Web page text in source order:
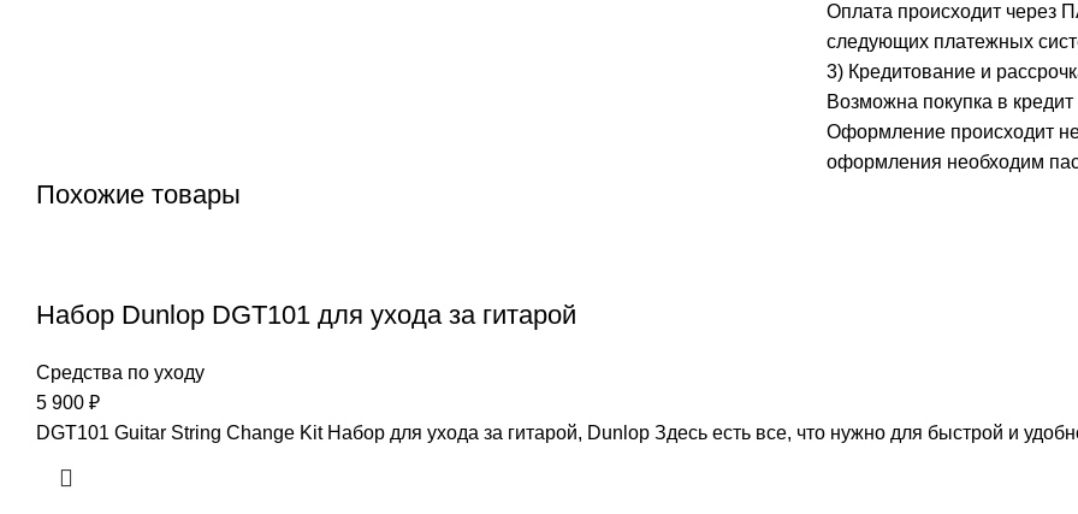
Оплата происходит через
следующих платежных
3) Кредитование и
Возможна покупка в
Оформление происходит
оформления необходим
Похожие товары
Набор Dunlop DGT101 для ухода за гитарой
Средства по уходу
5 900 ₽
DGT101 Guitar String Change Kit Набор для ухода за гитарой, Dunlop Здесь есть все, что нужно для быстрой и